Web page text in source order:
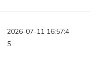
2026-07-11 16:57:4
5